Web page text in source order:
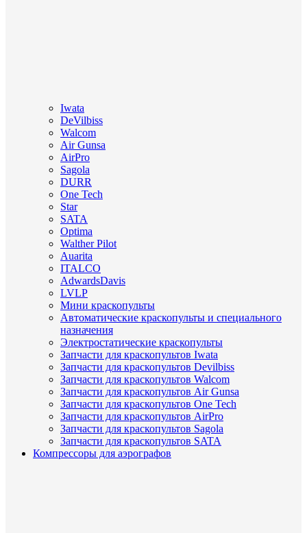
Iwata
DeVilbiss
Walcom
Air Gunsa
AirPro
Sagola
DURR
One Tech
Star
SATA
Optima
Walther Pilot
Auarita
ITALCO
AdwardsDavis
LVLP
Мини краскопульты
Автоматические краскопульты и специального
назначения
Электростатические краскопульты
Запчасти для краскопультов Iwata
Запчасти для краскопультов Devilbiss
Запчасти для краскопультов Walcom
Запчасти для краскопультов Air Gunsa
Запчасти для краскопультов One Tech
Запчасти для краскопультов AirPro
Запчасти для краскопультов Sagola
Запчасти для краскопультов SATA
Компрессоры для аэрографов